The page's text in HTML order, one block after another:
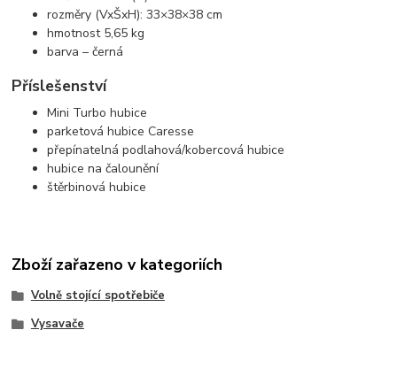
rozměry (VxŠxH): 33×38×38 cm
hmotnost 5,65 kg
barva – černá
Příslešenství
Mini Turbo hubice
parketová hubice Caresse
přepínatelná podlahová/kobercová hubice
hubice na čalounění
štěrbinová hubice
Zboží zařazeno v kategoriích
Volně stojící spotřebiče
Vysavače